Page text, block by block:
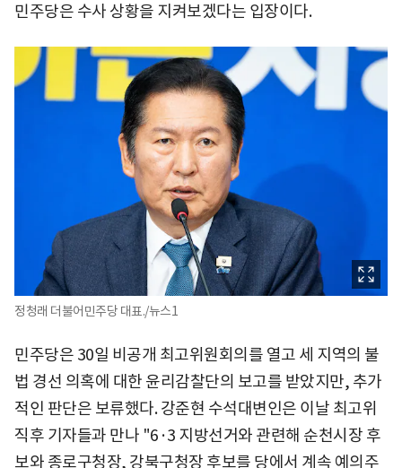
민주당은 수사 상황을 지켜보겠다는 입장이다.
정청래 더불어민주당 대표./뉴스1
민주당은 30일 비공개 최고위원회의를 열고 세 지역의 불
법 경선 의혹에 대한 윤리감찰단의 보고를 받았지만, 추가
적인 판단은 보류했다. 강준현 수석대변인은 이날 최고위
직후 기자들과 만나 "6·3 지방선거와 관련해 순천시장 후
보와 종로구청장, 강북구청장 후보를 당에서 계속 예의주